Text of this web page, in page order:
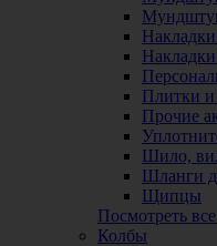
Плитки и
Прочие
Шило,
Шланги
Щипцы
Посмотреть
Колбы